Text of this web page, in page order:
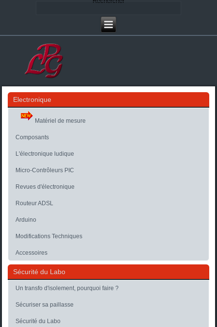
Electronique
Matériel de mesure
Composants
L'électronique ludique
Micro-Contrôleurs PIC
Revues d'électronique
Routeur ADSL
Arduino
Modifications Techniques
Accessoires
Sécurité du Labo
Un transfo d'isolement, pourquoi faire ?
Sécuriser sa paillasse
Sécurité du Labo